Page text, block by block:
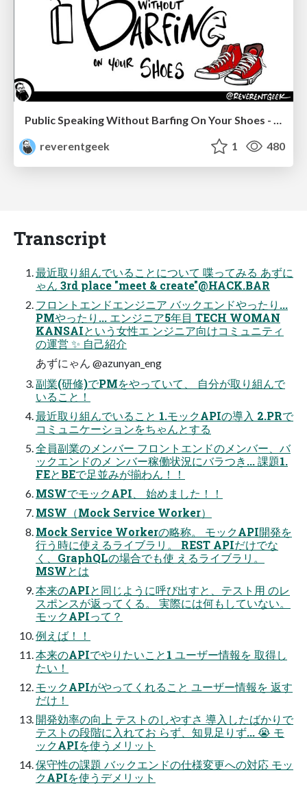
Public Speaking Without Barfing On Your Shoes - THAT 2023
reverentgeek
1 480
Transcript
最近取り組んでいることについて 喋ってみる あずに
ゃん 3rd place "meet & create"@HACK.BAR
フロントエンドエンジニア バックエンドやったり...
PMやったり... エンジニア5年目 TECH WOMAN
KANSAIという女性エ ンジニア向けコミュニティ
の運営 ✨ 自己紹介
あずにゃん @azunyan_eng
副業(研修)でPMをやっていて、 自分が取り組んで
いること！
最近取り組んでいること 1.モックAPIの導入 2.PRで
コミュニケーションをちゃんとする
全員副業のメンバー フロントエンドのメンバー、バ
ックエンドのメ ンバー稼働状況にバラつき... 課題1.
FEとBEで足並みが揃わん！！
MSWでモックAPI、 始めました！！
MSW（Mock Service Worker）
Mock Service Workerの略称。 モックAPI開発を
行う時に使えるライブラリ。 REST APIだけでな
く、GraphQLの場合でも使 えるライブラリ。
MSWとは
本来のAPIと同じように呼び出すと、テスト用 のレ
スポンスが返ってくる。 実際には何もしていない。
モックAPIって？
例えば！！
本来のAPIでやりたいこと1 ユーザー情報を 取得し
たい！
モックAPIがやってくれること ユーザー情報を 返す
だけ！
開発効率の向上 テストのしやすさ 導入したばかりで
テストの段階に入れてお らず、知見足りず... 😭 モ
ックAPIを使うメリット
保守性の課題 バックエンドの仕様変更への対応 モッ
クAPIを使うデメリット